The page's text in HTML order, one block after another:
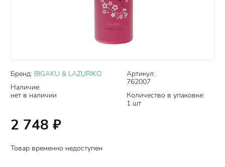
Бренд: BIGAKU & LAZURIKO
Наличие:
нет в наличии
Артикул:
762007
Количество в упаковке:
1 шт
2 748 ₽
Товар временно недоступен